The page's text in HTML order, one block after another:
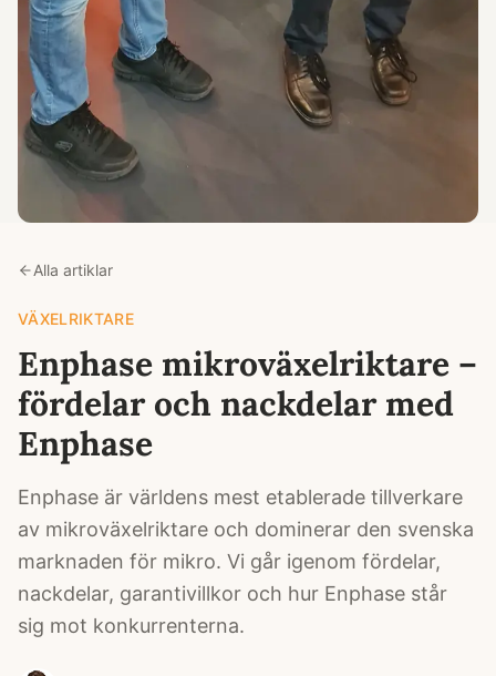
Alla artiklar
VÄXELRIKTARE
Enphase mikroväxelriktare –
fördelar och nackdelar med
Enphase
Enphase är världens mest etablerade tillverkare
av mikroväxelriktare och dominerar den svenska
marknaden för mikro. Vi går igenom fördelar,
nackdelar, garantivillkor och hur Enphase står
sig mot konkurrenterna.